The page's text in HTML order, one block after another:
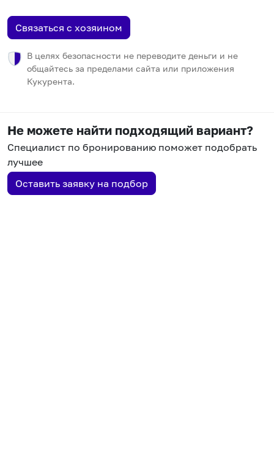
Связаться с хозяином
В целях безопасности не переводите деньги и не
общайтесь за пределами сайта или приложения
Кукурента.
Не можете найти подходящий вариант?
Специалист по бронированию поможет подобрать
лучшее
Оставить заявку на подбор